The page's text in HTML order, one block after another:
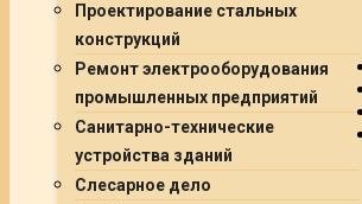
Проектирование стальных
конструкций
Ремонт электрооборудования
промышленных предприятий
Санитарно-технические
устройства зданий
Слесарное дело